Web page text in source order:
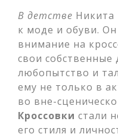
В детстве Никита
к моде и обуви.
внимание на
свои собственные
любопытство и
ему не только в
во вне-
Кроссовки стали
его стиля и